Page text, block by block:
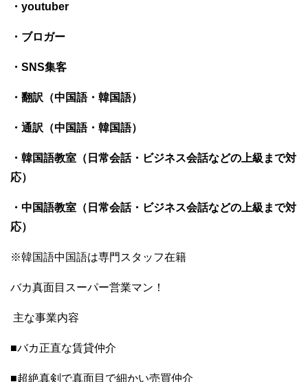
・youtuber
・ブロガー
・SNS集客
・翻訳（中国語・韓国語）
・通訳（中国語・韓国語）
・韓国語教室（日常会話・ビジネス会話などの上級まで対
応）
・中国語教室（日常会話・ビジネス会話などの上級まで対
応）
※韓国語中国語は専門スタッフ在籍
バカ真面目スーパー営業マン！
主な事業内容
■バカ正直な賃貸仲介
■超絶真剣で真面目で細かい売買仲介